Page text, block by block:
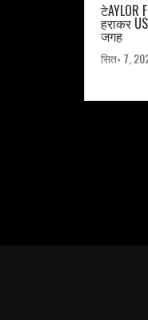
टेAYLOR
हराकर
जगह
सित॰ 7,